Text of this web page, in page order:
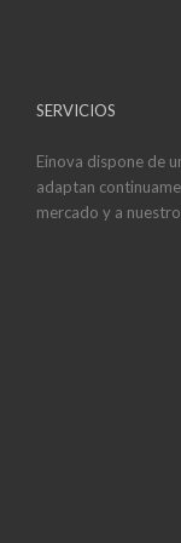
SERVICIOS
Einova dispone de
adaptan
mercado y a